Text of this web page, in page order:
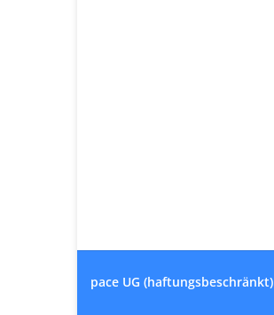
pace UG (haftungsbeschränkt)